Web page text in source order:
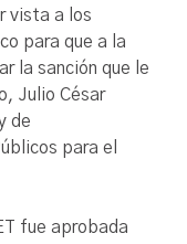
vista a los
para que a la
la sanción que le
Julio César
de
para el
fue aprobada